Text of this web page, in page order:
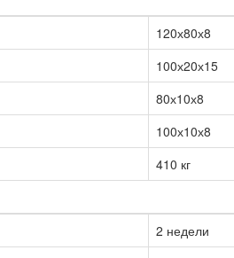
120х80х8
100х20х15
80х10х8
100х10х8
410 кг
2 недели